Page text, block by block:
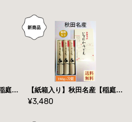
【紙箱入り】秋田名産【稲庭うどん】１８０g×４束（長さ：２５㎝）【手作り技法】【送料無料】 【紙箱入り】秋田名産【稲庭うどん】１８０g×３束（長さ：２５㎝）【手作り技法】【送料無料】
¥3,480